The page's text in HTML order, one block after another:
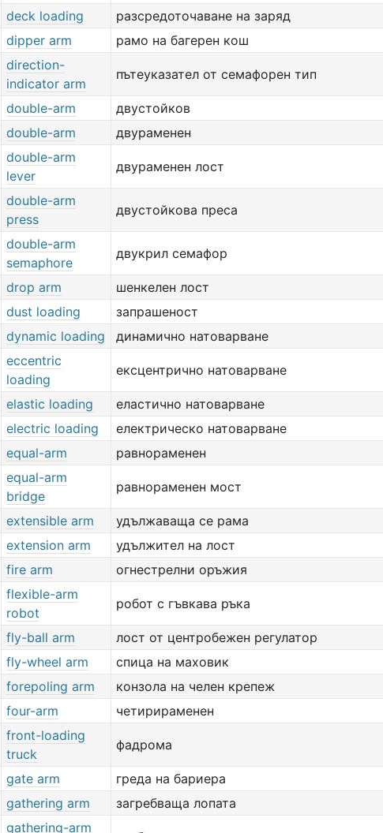
deck loading
разсредоточаване на заряд
dipper arm рамо на багерен кош
direction-
indicator arm
пътеуказател от семафорен тип
double-arm
двустойков
double-arm двураменен
double-arm
lever
двураменен лост
double-arm
press
двустойкова преса
double-arm
semaphore
двукрил семафор
drop arm
шенкелен лост
dust loading
запрашеност
dynamic loading динамично натоварване
eccentric
loading
ексцентрично натоварване
elastic loading
еластично натоварване
electric loading
електрическо натоварване
equal-arm равнораменен
equal-arm
bridge
равнораменен мост
extensible arm
удължаваща се рама
extension arm
удължител на лост
fire arm огнестрелни оръжия
flexible-arm
robot
робот с гъвкава ръка
fly-ball arm
лост от центробежен регулатор
fly-wheel arm
спица на маховик
forepoling arm
конзола на челен крепеж
four-arm четирираменен
front-loading
truck
фадрома
gate arm
греда на бариера
gathering arm загребваща лопата
gathering-arm